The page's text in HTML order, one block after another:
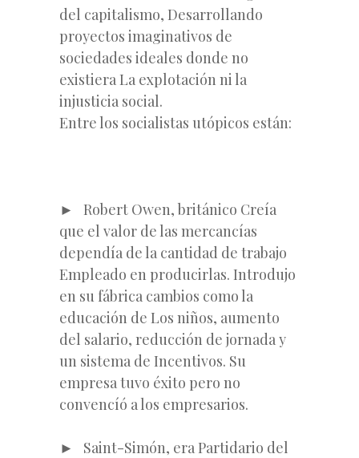
del capitalismo, Desarrollando
proyectos imaginativos de
sociedades ideales donde no
existiera La explotación ni la
injusticia social.
Entre los socialistas utópicos están:
► Robert Owen, británico Creía
que el valor de las mercancías
dependía de la cantidad de trabajo
Empleado en producirlas. Introdujo
en su fábrica cambios como la
educación de Los niños, aumento
del salario, reducción de jornada y
un sistema de Incentivos. Su
empresa tuvo éxito pero no
convencíó a los empresarios.
► Saint-Simón, era Partidario del